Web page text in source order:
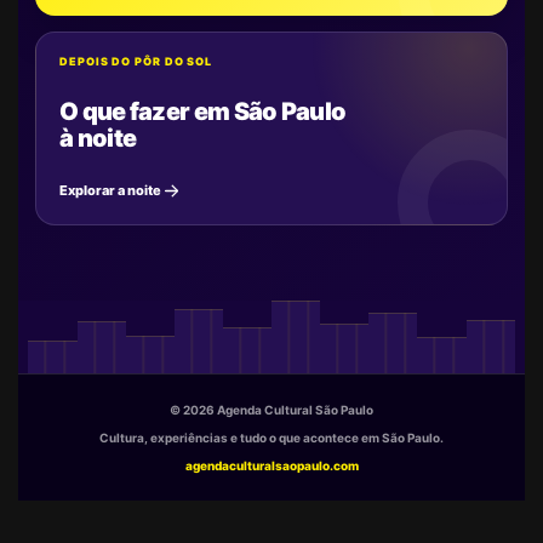
DEPOIS DO PÔR DO SOL
O que fazer em São Paulo
à noite
Explorar a noite
© 2026 Agenda Cultural São Paulo
Cultura, experiências e tudo o que acontece em São Paulo.
agendaculturalsaopaulo.com